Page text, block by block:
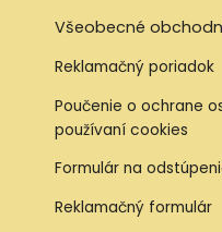
Všeobecné
Reklamačný poriadok
Poučenie o ochrane
používaní cookies
Formulár na
Reklamačný formulár